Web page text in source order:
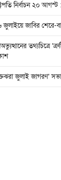
নির্বাচন ২০
জাবির শেরে-
তথ্যচিত্রে
জুলাই জাগরণ’